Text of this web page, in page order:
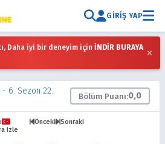
GIRIŞ YAP
Daha iyi bir deneyim için İNDİR BURAYA ×
- 6. Sezon 22.
Bölüm Puanı:0,0
Önceki
Sonraki
izle